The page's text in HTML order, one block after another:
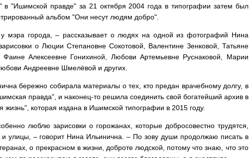
в "Ишимской правде" за 21 октября 2004 года в типографии затем был
альбом "Они несут людям добро".
мэра города, – рассказывает о людях на одной из фотографий Нина
о Люции Степановне Сокотовой, Валентине Зенковой, Татьяне
Алексеевне Гонихиной, Любови Артемьевне Руснаковой, Марии
Андреевне Шмелёвой и других.
бережно собирала материалы о тех, кто предан врачебному долгу, в
правда", и наконец-то решила соединить свой богатейший архив в
жизнь", которая издана в Ишимской типографии в 2015 году.
люблю зарисовки о горожанах, которые добросовестно трудятся,
улицы, – говорит Нина Ильинична. – По зову души продолжаю писать в
о прекрасном в жизни, доброте людской, потому что знаю, что это